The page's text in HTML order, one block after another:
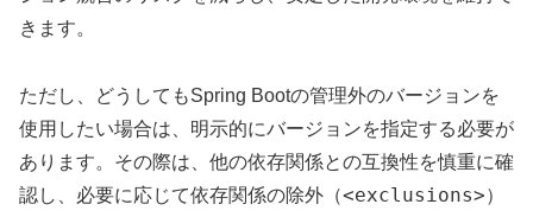
きます。
ただし、どうしてもSpring Bootの管理外のバージョンを
使用したい場合は、明示的にバージョンを指定する必要が
あります。その際は、他の依存関係との互換性を慎重に確
認し、必要に応じて依存関係の除外（<exclusions>）